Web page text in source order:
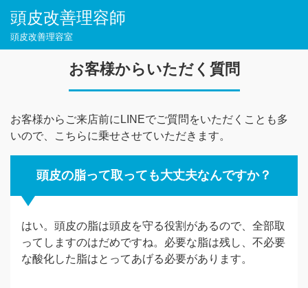
頭皮改善理容師
頭皮改善理容室
お客様からいただく質問
お客様からご来店前にLINEでご質問をいただくことも多
いので、こちらに乗せさせていただきます。
頭皮の脂って取っても大丈夫なんですか？
はい。頭皮の脂は頭皮を守る役割があるので、全部取
ってしますのはだめですね。必要な脂は残し、不必要
な酸化した脂はとってあげる必要があります。